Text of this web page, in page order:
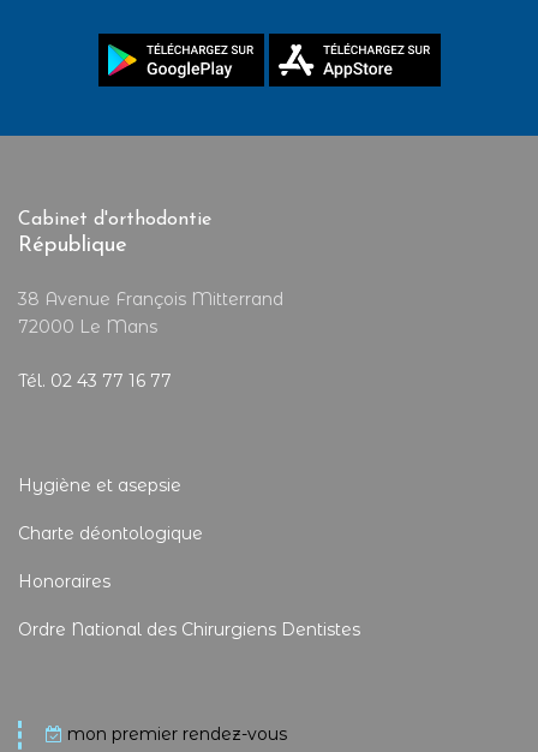
Cabinet d'orthodontie
République
38 Avenue François Mitterrand
72000 Le Mans
Tél. 02 43 77 16 77
Hygiène et asepsie
Charte déontologique
Honoraires
Ordre National des Chirurgiens Dentistes
mon premier rendez-vous